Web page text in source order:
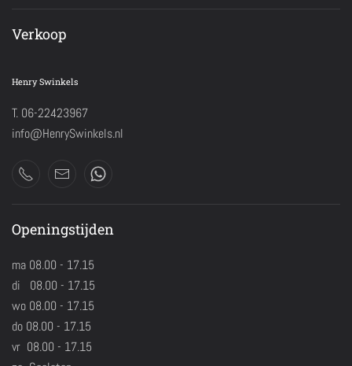
Verkoop
Henry Swinkels
T. 06-22423967
info@HenrySwinkels.nl
Openingstijden
ma 08.00 - 17.15
di 08.00 - 17.15
wo 08.00 - 17.15
do 08.00 - 17.15
vr 08.00 - 17.15